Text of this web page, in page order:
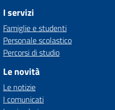
I servizi
Famiglie e studenti
Personale scolastico
Percorsi di studio
Le novità
Le notizie
I comunicati